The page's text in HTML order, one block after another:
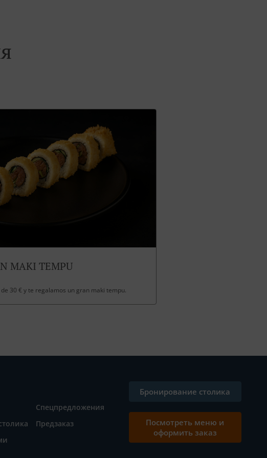
MAKI TEMPU
30 € y te regalamos un gran maki tempu.
Спецпредложения
Предзаказ
Бронирование столика
Посмотреть меню и
оформить заказ